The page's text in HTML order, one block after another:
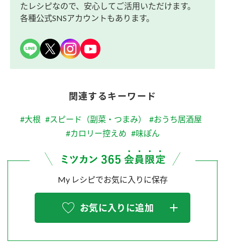
たレシピなので、安心してご活用いただけます。
各種公式SNSアカウントもあります。
関連するキーワード
#大根 #スピード（副菜・つまみ）
#おうち居酒屋
#カロリー控えめ #味ぽん
My レシピでお気に入りに保存
お気に入りに追加